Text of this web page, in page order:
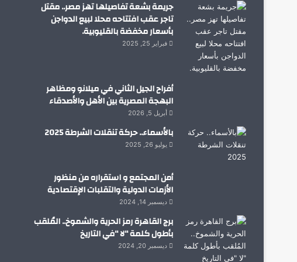
جريمة بشعة تفاصيلها تهز مصر.. مقتل
تاجر عقب افتتاحه محلا لبيع الدواجن
بأسعار مخفضة بالقليوبية.
فبراير 25, 2025
أفراح الجيل الثاني في ميلانو ومظاهر
البهجة المصرية بين الأهل والأصدقاء
أبريل 5, 2026
بالأسماء.. حركة تنقلات الشرطة 2025
يوليو 26, 2025
أمن المجتمع و استقراره من منظور
الأزمات الدولية والتقلبات الإقتصادية
ديسمبر 14, 2024
برج القاهرة رمز الحرية والشموخ.. المُلقب
بأطول كلمة “لا “في التاريخ
ديسمبر 20, 2024